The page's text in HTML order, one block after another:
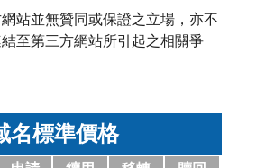
站並無贊同或保證之立場，亦不
至第三方網站所引起之相關爭
名標準價格